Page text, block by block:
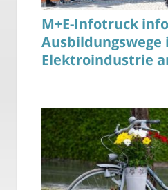
M+E-Infotruck
Elektroindustrie